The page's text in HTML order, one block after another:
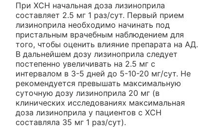
При ХСН начальная доза лизиноприла
составляет 2.5 мг 1 раз/сут. Первый прием
лизиноприла необходимо начинать под
пристальным врачебным наблюдением для
того, чтобы оценить влияние препарата на АД.
В дальнейшем дозу лизиноприла следует
постепенно увеличивать на 2.5 мг с
интервалом в 3-5 дней до 5-10-20 мг/сут. Не
рекомендуется превышать максимальную
суточную дозу лизиноприла 20 мг (в
клинических исследованиях максимальная
доза лизиноприла у пациентов с ХСН
составляла 35 мг 1 раз/сут).